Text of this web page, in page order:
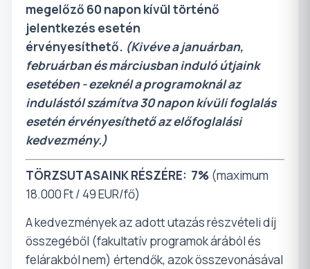
megelőző 60 napon kívül történő
jelentkezés esetén
érvényesíthető. (Kivéve a januárban,
februárban és márciusban induló útjaink
esetében - ezeknél a programoknál az
indulástól számítva 30 napon kívüli foglalás
esetén érvényesíthető az előfoglalási
kedvezmény.)
TÖRZSUTASAINK RÉSZÉRE: 7% (maximum
18.000 Ft / 49 EUR/fő)
A kedvezmények az adott utazás részvételi díj
összegéből (fakultatív programok árából és
felárakból nem) értendők, azok összevonásával